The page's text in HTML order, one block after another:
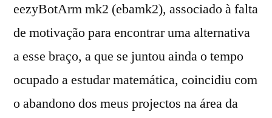
eezyBotArm mk2 (ebamk2), associado à falta
de motivação para encontrar uma alternativa
a esse braço, a que se juntou ainda o tempo
ocupado a estudar matemática, coincidiu com
o abandono dos meus projectos na área da